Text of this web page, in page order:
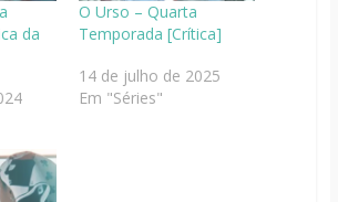
da
O Urso – Quarta
Temporada [Crítica]
14 de julho de 2025
Em "Séries"